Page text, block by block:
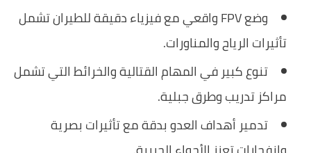
وضع FPV واقعي مع فيزياء دقيقة للطيران تشمل
تأثيرات الرياح والمناورات.
تنوع كبير في المهام القتالية والخرائط التي تشمل
مراكز تدريب وطرق جبلية.
تدمير أهداف العدو بدقة مع تأثيرات بصرية